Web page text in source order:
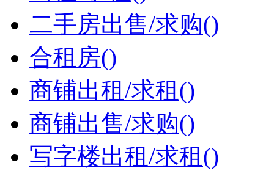
二手房出售/求购()
合租房()
商铺出租/求租()
商铺出售/求购()
写字楼出租/求租()